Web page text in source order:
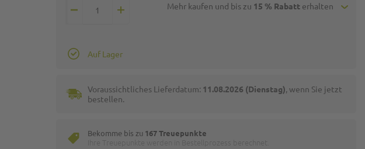
Mehr kaufen und bis zu 15 % Rabatterhalten
Auf Lager
Voraussichtliches Lieferdatum: 11.08.2026 (Dienstag), wenn Sie jetzt
bestellen.
Bekomme bis zu 167 Treuepunkte